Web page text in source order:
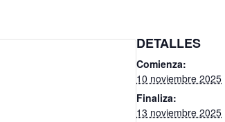
DETALLES
Comienza:
10 noviembre 2025
Finaliza:
13 noviembre 2025